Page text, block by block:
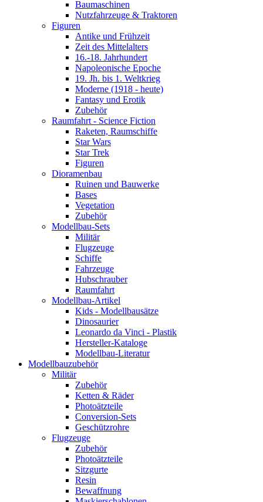
Baumaschinen
Nutzfahrzeuge & Traktoren
Figuren
Antike und Frühzeit
Zeit des Mittelalters
16.-18. Jahrhundert
Napoleonische Epoche
19. Jh. bis 1. Weltkrieg
Moderne (1918 - heute)
Fantasy und Erotik
Zubehör
Raumfahrt - Science Fiction
Raketen, Raumschiffe
Star Wars
Star Trek
Figuren
Dioramenbau
Ruinen und Bauwerke
Bases
Vegetation
Zubehör
Modellbau-Sets
Militär
Flugzeuge
Schiffe
Fahrzeuge
Hubschrauber
Raumfahrt
Modellbau-Artikel
Kids - Modellbausätze
Dinosaurier
Leonardo da Vinci - Plastik
Hersteller-Kataloge
Modellbau-Literatur
Modellbauzubehör
Militär
Zubehör
Ketten & Räder
Photoätzteile
Conversion-Sets
Geschützrohre
Flugzeuge
Zubehör
Photoätzteile
Sitzgurte
Resin
Bewaffnung